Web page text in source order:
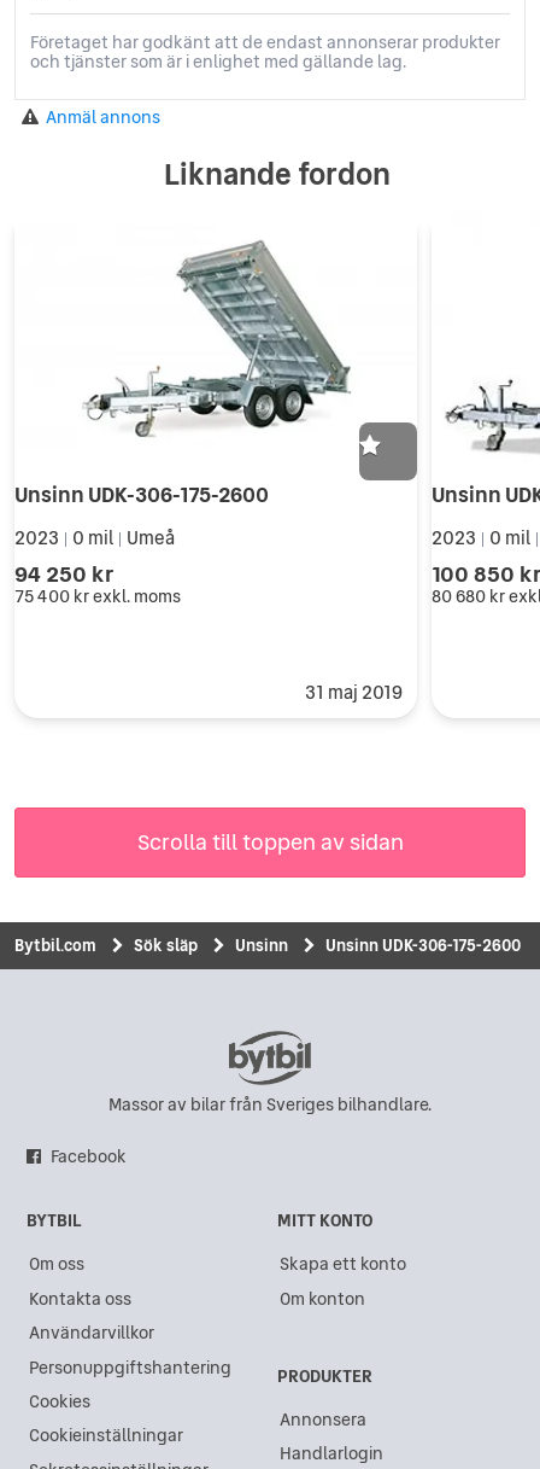
Företaget har godkänt att de endast annonserar produkter
och tjänster som är i enlighet med gällande lag.
Anmäl annons
Liknande fordon
Unsinn UDK-306-175-2600
2023 0 mil Umeå
94 250 kr
75 400 krexkl. moms
31 maj 2019
Unsinn
2023 0 mil
100 850
80 680 kr
Scrolla till toppen av sidan
Bytbil.com Sök släp Unsinn Unsinn UDK-306-175-2600
Massor av bilar från Sveriges bilhandlare.
Facebook
BYTBIL
Om oss
Kontakta oss
Användarvillkor
Personuppgiftshantering
Cookies
Cookieinställningar
MITT KONTO
Skapa ett konto
Om konton
PRODUKTER
Annonsera
Handlarlogin